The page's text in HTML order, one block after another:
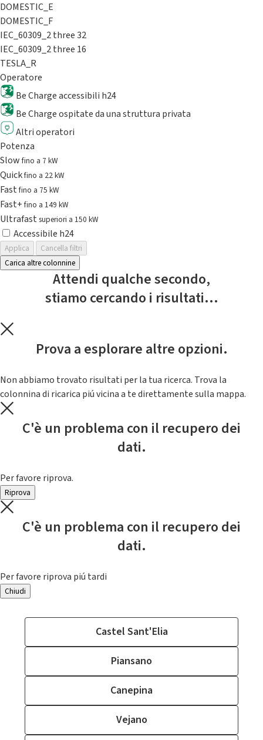
DOMESTIC_E
DOMESTIC_F
IEC_60309_2 three 32
IEC_60309_2 three 16
TESLA_R
Operatore
Be Charge accessibili h24
Be Charge ospitate da una struttura privata
Altri operatori
Potenza
Slowfino a 7 kW
Quickfino a 22 kW
Fastfino a 75 kW
Fast+fino a 149 kW
Ultrafast superiori a 150 kW
Accessibile h24
Applica
Cancella filtri
Carica altre colonnine
Attendi qualche secondo,
stiamo cercando i risultati...
Prova a esplorare altre opzioni.
Non abbiamo trovato risultati per la tua ricerca. Trova la
colonnina di ricarica piú vicina a te direttamente sulla mappa.
C'è un problema con il recupero dei
dati.
Per favore riprova.
Riprova
C'è un problema con il recupero dei
dati.
Per favore riprova piú tardi
Chiudi
Castel Sant'Elia
Piansano
Canepina
Vejano